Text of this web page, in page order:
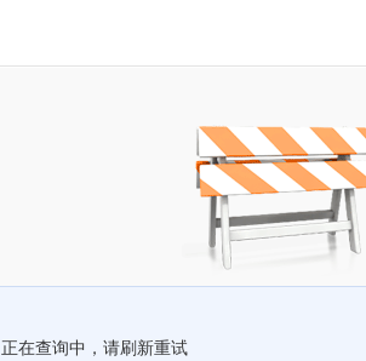
正在查询中，请刷新重试